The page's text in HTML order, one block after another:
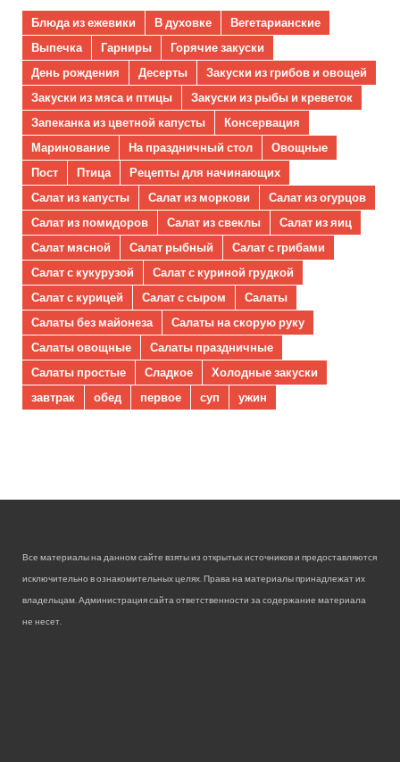
Блюда из ежевики В духовке
Вегетарианские
Выпечка
Гарниры
Горячие закуски
День рождения
Десерты
Закуски из грибов и овощей
Закуски из мяса и птицы
Закуски из рыбы и креветок
Запеканка из цветной капусты
Консервация
Маринование
На праздничный стол
Овощные
Пост
Птица
Рецепты для начинающих
Салат из капусты
Салат из моркови
Салат из огурцов
Салат из помидоров
Салат из свеклы
Салат из яиц
Салат мясной
Салат рыбный
Салат с грибами
Салат с кукурузой
Салат с куриной грудкой
Салат с курицей
Салат с сыром
Салаты
Салаты без майонеза
Салаты на скорую руку
Салаты овощные
Салаты праздничные
Салаты простые
Сладкое
Холодные закуски
завтрак
обед первое суп ужин
Все материалы на данном сайте взяты из открытых источников и предоставляются
исключительно в ознакомительных целях. Права на материалы принадлежат их
владельцам. Администрация сайта ответственности за содержание материала
не несет.